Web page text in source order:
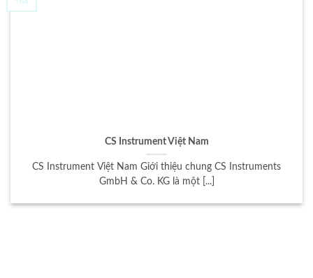
CS Instrument Việt Nam
CS Instrument Việt Nam Giới thiệu chung CS Instruments
GmbH & Co. KG là một [...]